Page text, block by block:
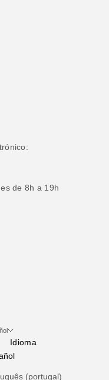
de 8h a 19h
Idioma
(portugal)